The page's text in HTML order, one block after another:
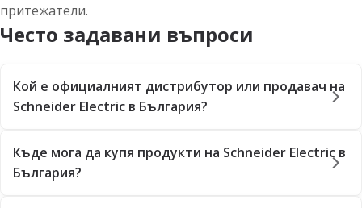
притежатели.
Често задавани въпроси
Кой е официалният дистрибутор или продавач на
Schneider Electric в България?
Къде мога да купя продукти на Schneider Electric в
България?